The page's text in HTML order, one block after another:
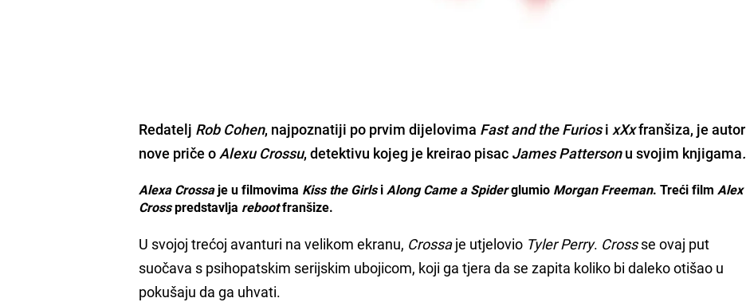
Redatelj Rob Cohen, najpoznatiji po prvim dijelovima Fast and the Furiosi xXxfranšiza, je autor
nove priče o Alexu Crossu, detektivu kojeg je kreirao pisac James Pattersonu svojim knjigama.
Alexa Crossaje u filmovima Kiss the GirlsiAlong Came a Spiderglumio Morgan Freeman. Treći filmAlex
Crosspredstavlja rebootfranšize.
U svojoj trećoj avanturi na velikom ekranu, Crossaje utjelovio Tyler Perry. Crossse ovaj put
suočava s psihopatskim serijskim ubojicom, koji ga tjera da se zapita koliko bi daleko otišao u
pokušaju da ga uhvati.